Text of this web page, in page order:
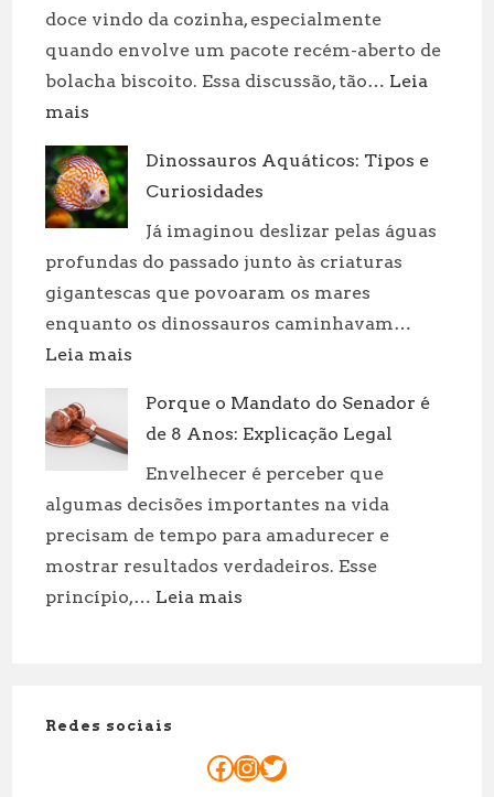
doce vindo da cozinha, especialmente
quando envolve um pacote recém-aberto de
bolacha biscoito. Essa discussão, tão… Leia
mais
Biscoito:
Qual
é
Diferença?
Dinossauros Aquáticos: Tipos e
Curiosidades
Já imaginou deslizar pelas águas
profundas do passado junto às criaturas
gigantescas que povoaram os mares
enquanto os dinossauros caminhavam…
Leia mais
Aquáticos:
Tipos
Porque o Mandato do Senador é
de 8 Anos: Explicação Legal
Envelhecer é perceber que
algumas decisões importantes na vida
precisam de tempo para amadurecer e
mostrar resultados verdadeiros. Esse
princípio,… Leia mais
é
de
Redes sociais
Facebook
Instagram
Twitter